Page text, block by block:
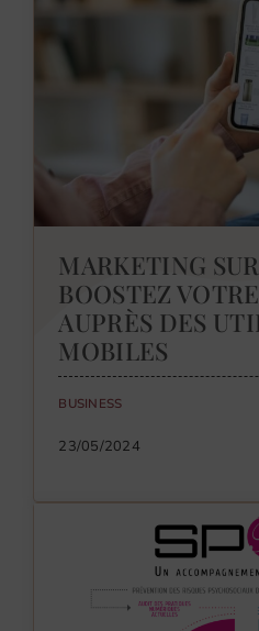
MARKETING
BOOSTEZ
AUPRÈS DES
MOBILES
BUSINESS
23/05/2024